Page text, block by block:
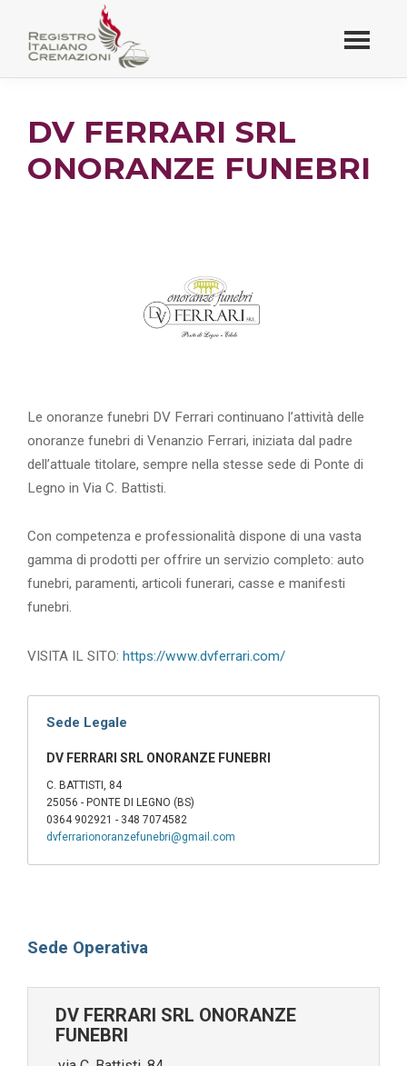
contenuto
principaleRegistro Italiano
DV FERRARI SRL
ONORANZE FUNEBRI
Le onoranze funebri DV Ferrari continuano l’attività delle
onoranze funebri di Venanzio Ferrari, iniziata dal padre
dell’attuale titolare, sempre nella stesse sede di Ponte di
Legno in Via C. Battisti.
Con competenza e professionalità dispone di una vasta
gamma di prodotti per offrire un servizio completo: auto
funebri, paramenti, articoli funerari, casse e manifesti
funebri.
VISITA IL SITO: https://www.dvferrari.com/
Sede Legale
DV FERRARI SRL ONORANZE FUNEBRI
C. BATTISTI, 84
25056 - PONTE DI LEGNO (BS)
0364 902921 - 348 7074582
dvferrarionoranzefunebri@gmail.com
Sede Operativa
DV FERRARI SRL ONORANZE
FUNEBRI